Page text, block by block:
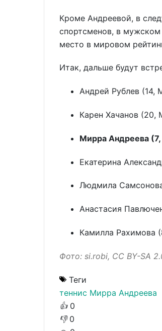
Кроме Андреевой, в
спортсменов, в
место в мировом
Итак, дальше будут
Андрей Рублев (14,
Карен Хачанов (20,
Мирра Андреева (7,
Екатерина
Людмила Самсонова
Анастасия
Камилла Рахимова
Фото: si.robi, CC BY-SA
Теги
теннис Мирра Андреева
👍 0
👎 0